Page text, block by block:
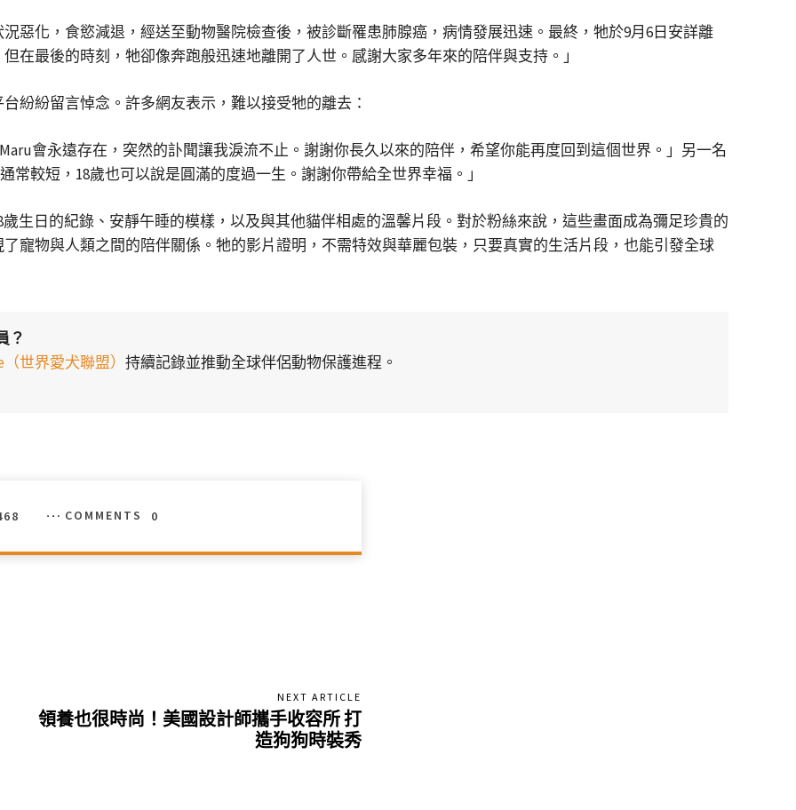
惡化，食慾減退，經送至動物醫院檢查後，被診斷罹患肺腺癌，病情發展迅速。最終，牠於9月6日安詳離
在最後的時刻，牠卻像奔跑般迅速地離開了人世。感謝大家多年來的陪伴與支持。」
紛紛留言悼念。許多網友表示，難以接受牠的離去：
會永遠存在，突然的訃聞讓我淚流不止。謝謝你長久以來的陪伴，希望你能再度回到這個世界。」另一名
常較短，18歲也可以說是圓滿的度過一生。謝謝你帶給全世界幸福。」
生日的紀錄、安靜午睡的模樣，以及與其他貓伴相處的溫馨片段。對於粉絲來說，這些畫面成為彌足珍貴的
寵物與人類之間的陪伴關係。牠的影片證明，不需特效與華麗包裝，只要真實的生活片段，也能引發全球
？
世界愛犬聯盟） 持續記錄並推動全球伴侶動物保護進程。
COMMENTS 0
NEXT ARTICLE
領養也很時尚！美國設計師攜手收容所 打
造狗狗時裝秀